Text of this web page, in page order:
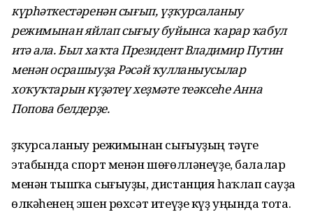
күрһәткестәренән сығып, үҙҡурсаланыу
режимынан яйлап сығыу буйынса ҡарар ҡабул
итә ала. Был хаҡта Президент Владимир Путин
менән осрашыуҙа Рәсәй ҡулланыусылар
хоҡуҡтарын күҙәтеү хеҙмәте теәксеһе Анна
Попова белдерҙе.
Үҙҡурсаланыу режимынан сығыуҙың тәүге
этабында спорт менән шөғөлләнеүҙе, балалар
менән тышҡа сығыуҙы, дистанция һаҡлап сауҙа
өлкәһенең эшен рөхсәт итеүҙе күҙ уңында тота.